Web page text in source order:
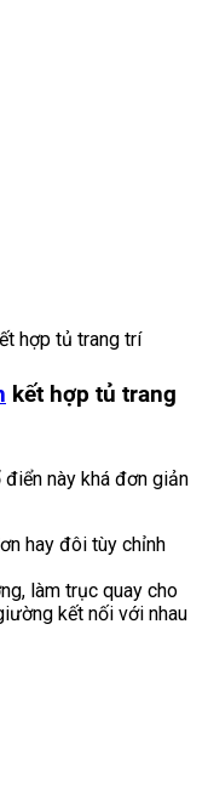
hợp tủ trang trí
kết hợp tủ trang
này khá đơn giản
hay đôi tùy chỉnh
làm trục quay cho
kết nối với nhau